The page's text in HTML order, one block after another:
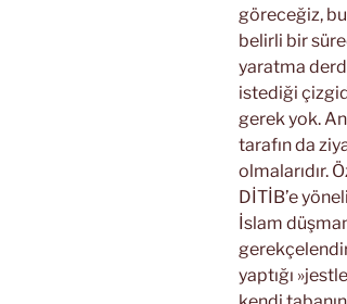
göreceğiz,
belirli bir
yaratma
istediği
gerek yok.
tarafın da
olmalarıdır.
DİTİB’e
İslam
yaptığı